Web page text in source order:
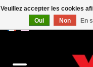
Veuillez accepter les cookies
Oui
Non En